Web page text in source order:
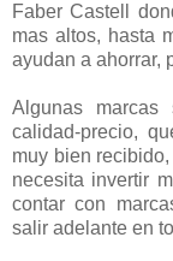
Faber Castell
mas altos, hasta
ayudan a ahorrar,
Algunas marcas
calidad-precio,
muy bien
necesita invertir
contar con
salir adelante en